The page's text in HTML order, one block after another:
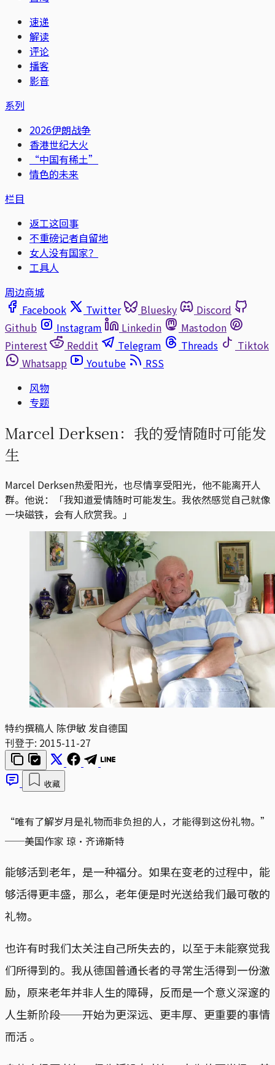
速递
解读
评论
播客
影音
系列
2026伊朗战争
香港世纪大火
“中国有稀土”
情色的未来
栏目
返工这回事
不重磅记者自留地
女人没有国家？
工具人
周边商城
Facebook
Twitter Bluesky
Discord
Github
Instagram Linkedin
Mastodon
Pinterest
Reddit Telegram Threads
Tiktok
Whatsapp
Youtube
RSS
风物
专题
Marcel Derksen：我的爱情随时可能发
生
Marcel Derksen热爱阳光，也尽情享受阳光，他不能离开人
群。他说：「我知道爱情随时可能发生。我依然感觉自己就像
一块磁铁，会有人欣赏我。」
特约撰稿人 陈伊敏 发自德国
刊登于: 2015-11-27
收藏
“唯有了解岁月是礼物而非负担的人，才能得到这份礼物。”
──美国作家 琼‧齐谛斯特
能够活到老年，是一种福分。如果在变老的过程中，能
够活得更丰盛，那么，老年便是时光送给我们最可敬的
礼物。
也许有时我们太关注自己所失去的，以至于未能察觉我
们所得到的。我从德国普通长者的寻常生活得到一份激
励，原来老年并非人生的障碍，反而是一个意义深邃的
人生新阶段──开始为更深远、更丰厚、更重要的事情
而活 。